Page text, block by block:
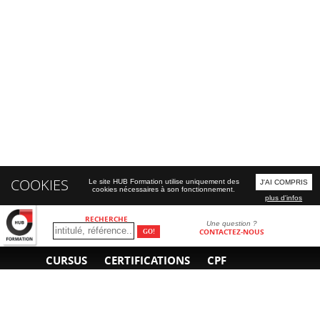
RECHERCHE Une question ?
CONTACTEZ-NOUS
CURSUS CERTIFICATIONS CPF
COOKIES
Le site HUB Formation utilise uniquement des
cookies nécessaires à son fonctionnement.
J'AI COMPRIS
plus d'infos